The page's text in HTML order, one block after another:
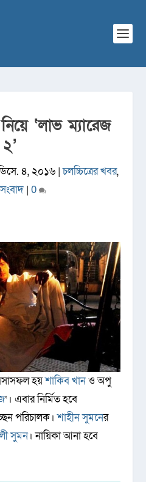
‘লাভ ম্যারেজ
২’
৪, ২০১৬|চলচ্চিত্রের খবর,
| 0
হয়শাকিব খানও অপু
‘। এবার নির্মিত হবে
পরিচালক।শাহীন সুমনের
সুমন। নায়িকা আনা হবে